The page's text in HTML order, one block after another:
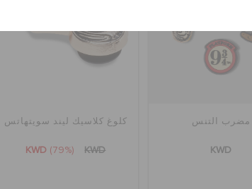
مضرب التنس
KWD
كلوغ كلاسيك ليند سويتهاتس
KWD (79%) KWD